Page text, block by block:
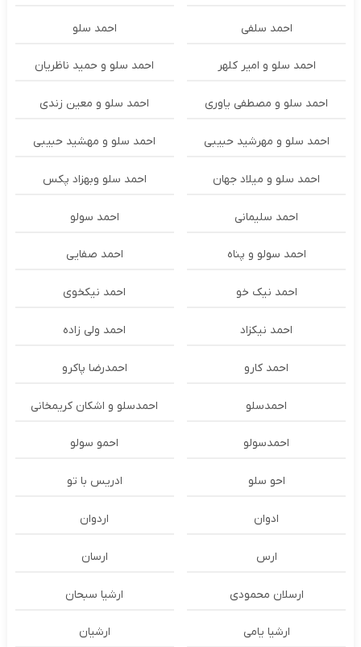
احمد سلفی احمد سلو
احمد سلو و امیر کلهر احمد سلو و حمید ناظریان
احمد سلو و مصطفی یاوری احمد سلو و معین زندی
احمد سلو و مهرشید حبیبی احمد سلو و مهشید حبیبی
احمد سلو و میلاد جهان احمد سلو وبهزاد پکس
احمد سلیمانی احمد سولو
احمد سولو و پناه احمد صفایی
احمد نیک خو احمد نیکخوی
احمد نیکزاد احمد ولی زاده
احمد کارو احمدرضا پاکرو
احمدسلو احمدسلو و اشکان کریمخانی
احمدسولو احمو سولو
احو سلو ادریس با تو
ادوان اردوان
ارس ارسان
ارسلان محمودی ارشیا سبحان
ارشیا یامی ارشیان